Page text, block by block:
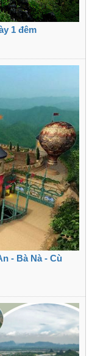
1 đêm
- Bà Nà - Cù